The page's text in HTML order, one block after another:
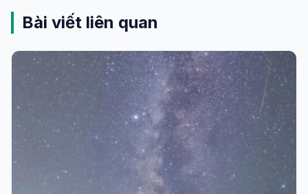
Bài viết liên quan